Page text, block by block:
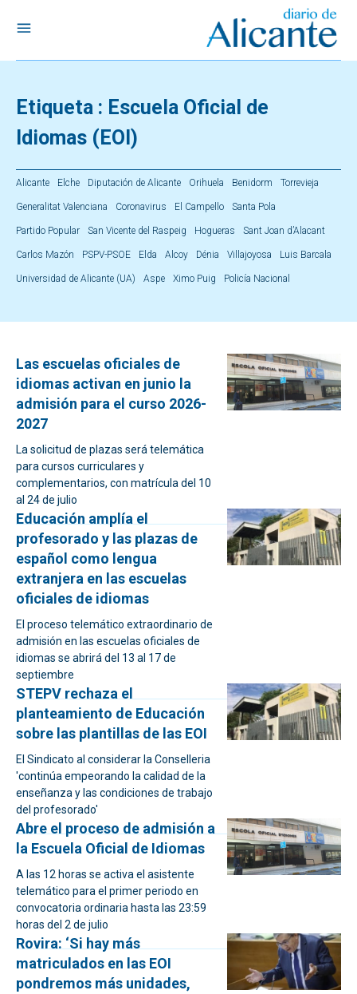
Etiqueta : Escuela Oficial de
Idiomas (EOI)
Alicante Elche Diputación de Alicante Orihuela Benidorm Torrevieja
Generalitat Valenciana Coronavirus El Campello Santa Pola
Partido Popular San Vicente del Raspeig Hogueras Sant Joan d’Alacant
Carlos Mazón PSPV-PSOE Elda Alcoy Dénia Villajoyosa Luis Barcala
Universidad de Alicante (UA) Aspe Ximo Puig Policía Nacional
Las escuelas oficiales de
idiomas activan en junio la
admisión para el curso 2026-
2027
La solicitud de plazas será telemática
para cursos curriculares y
complementarios, con matrícula del 10
al 24 de julio
Educación amplía el
profesorado y las plazas de
español como lengua
extranjera en las escuelas
oficiales de idiomas
El proceso telemático extraordinario de
admisión en las escuelas oficiales de
idiomas se abrirá del 13 al 17 de
septiembre
STEPV rechaza el
planteamiento de Educación
sobre las plantillas de las EOI
El Sindicato al considerar la Conselleria
'continúa empeorando la calidad de la
enseñanza y las condiciones de trabajo
del profesorado'
Abre el proceso de admisión a
la Escuela Oficial de Idiomas
A las 12 horas se activa el asistente
telemático para el primer periodo en
convocatoria ordinaria hasta las 23:59
horas del 2 de julio
Rovira: ‘Si hay más
matriculados en las EOI
pondremos más unidades,